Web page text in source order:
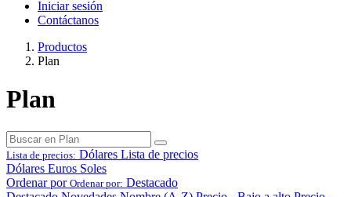
Iniciar sesión
Contáctanos
Productos
Plan
Plan
Lista de precios: Dólares Lista de precios
Dólares Euros Soles
Ordenar por Ordenar por: Destacado